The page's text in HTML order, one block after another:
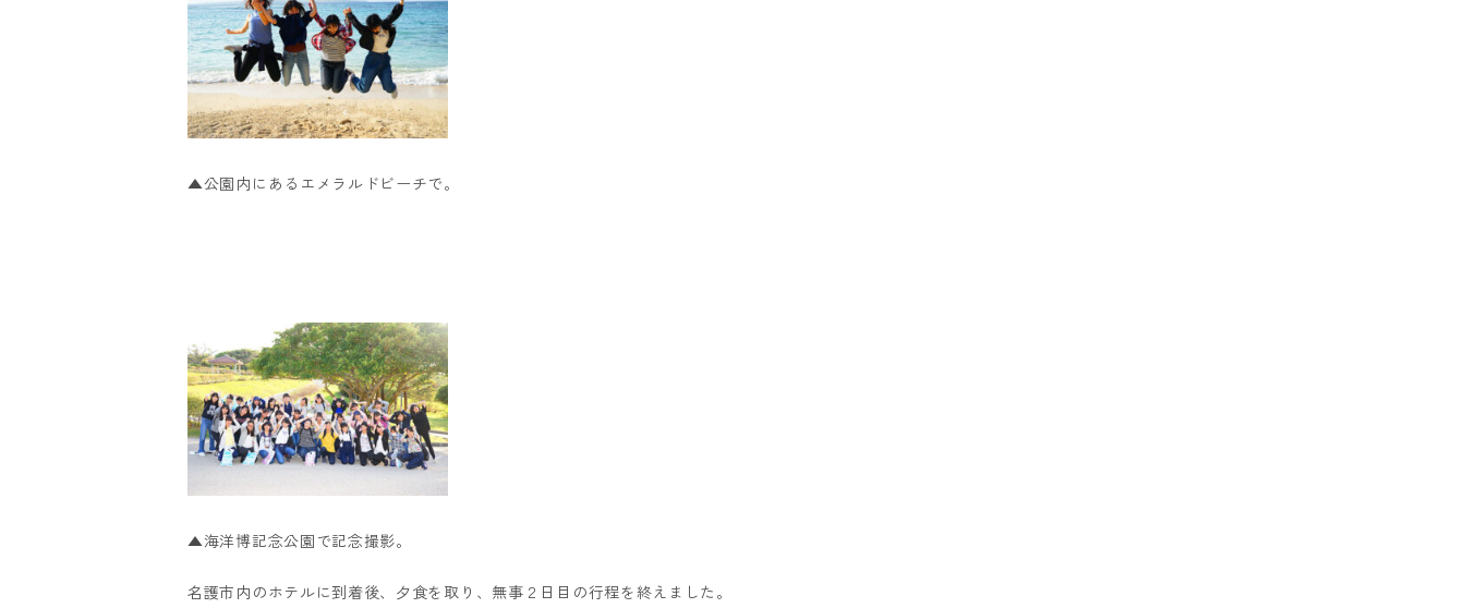
▲公園内にあるエメラルドビーチで。
▲海洋博記念公園で記念撮影。
名護市内のホテルに到着後、夕食を取り、無事２日目の行程を終えました。